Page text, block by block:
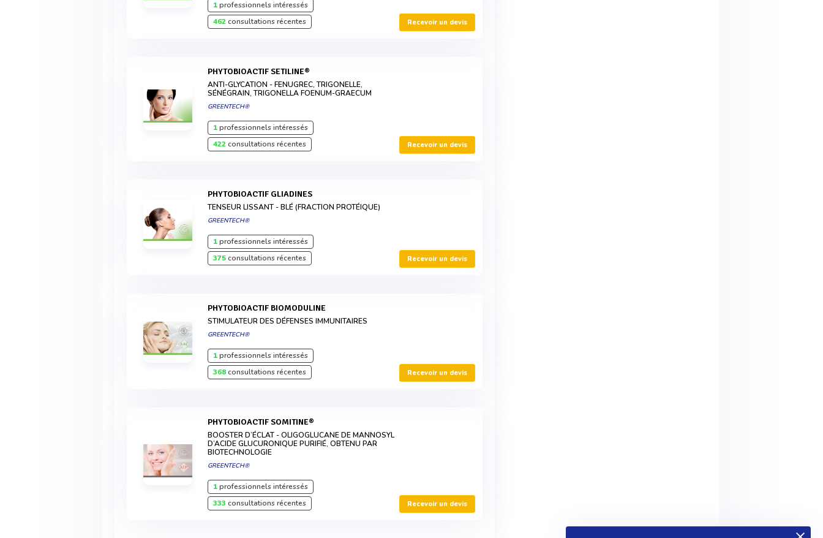
1professionnels intéressés
462consultations récentes Recevoir un devis
PHYTOBIOACTIF SETILINE®
ANTI-GLYCATION - FENUGREC, TRIGONELLE,
SÉNÉGRAIN, TRIGONELLA FOENUM-GRAECUM
GREENTECH®
1professionnels intéressés
422consultations récentes Recevoir un devis
PHYTOBIOACTIF GLIADINES
TENSEUR LISSANT - BLÉ (FRACTION PROTÉIQUE)
GREENTECH®
1professionnels intéressés
375consultations récentes Recevoir un devis
PHYTOBIOACTIF BIOMODULINE
STIMULATEUR DES DÉFENSES IMMUNITAIRES
GREENTECH®
1professionnels intéressés
368consultations récentes Recevoir un devis
PHYTOBIOACTIF SOMITINE®
BOOSTER D’ÉCLAT - OLIGOGLUCANE DE MANNOSYL
D’ACIDE GLUCURONIQUE PURIFIÉ, OBTENU PAR
BIOTECHNOLOGIE
GREENTECH®
1professionnels intéressés
333 consultations récentes Recevoir un devis